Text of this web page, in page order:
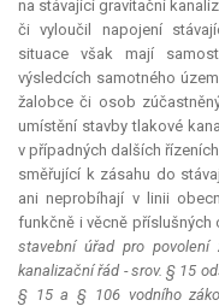
na stávající gravitační
či vyloučil napojení
situace však mají
výsledcích samotného
žalobce či osob
umístění stavby tlakové
v případných dalších
směřující k zásahu do
ani neprobíhají v linii
funkčně i věcně příslušných
stavební úřad pro
kanalizační řád - srov. § 15
§ 15 a § 106 vodního